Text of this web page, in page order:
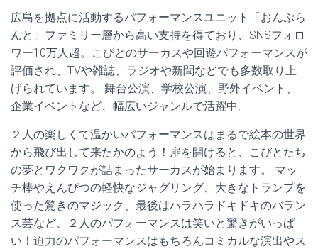
広島を拠点に活動するパフォーマンスユニット「おんぷら
んと」 ファミリー層から高い支持を得ており、 SNSフォロ
ワー10万人超。
こびとのサーカスや回遊パフォーマンスが
評価され、TVや雑誌、 ラジオや新聞などでも多数取り上
げられています。 舞台公演、学校公演、野外イベント、
企業イベントなど、 幅広いジャンルで活躍中。
２人の楽しくて温かいパフォーマンスはまるで絵本の世界
から飛び出して来たかのよう！扉を開けると、
こびとたち
の夢とワクワクが詰まったサーカスが始まります。 マッ
チ棒やえんぴつの軽快なジャグリング、 大きなトランプを
使った驚きのマジック、 最後はハラハラドキドキのバラン
ス芸など、
２人のパフォーマンスは笑いと驚きがいっぱ
い！ 迫力のパフォーマンスはもちろんコミカルな演出やス